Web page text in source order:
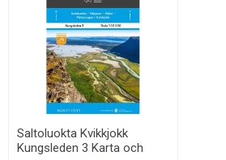
Saltoluokta Kvikkjokk
Kungsleden 3 Karta och